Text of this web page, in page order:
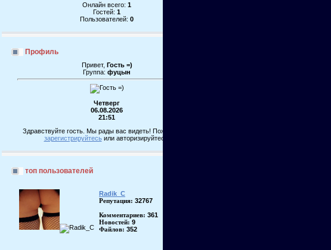
Онлайн всего: 1
Гостей: 1
Пользователей: 0
Профиль
Привет, Гость =)
Группа: фуцын
Четверг
06.08.2026
21:51
Здравствуйте гость. Мы рады вас видеть! Пожалуйста,
зарегистрируйтесьили авторизируйтесь!
топ пользователей
Radik_C
Репутация: 32767
Комментариев: 361
Новостей: 9
Файлов: 352